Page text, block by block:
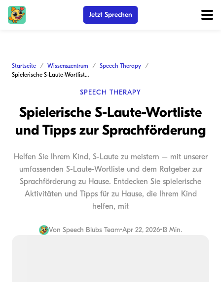
Jetzt Sprechen
Startseite Wissenszentrum
Speech Therapy
Spielerische S-Laute-Wortliste und Tipps zur Sprachförderung
SPEECH THERAPY
Spielerische S-Laute-Wortliste
und Tipps zur Sprachförderung
Helfen Sie Ihrem Kind, S-Laute zu meistern – mit unserer
umfassenden S-Laute-Wortliste und dem Ratgeber zur
Sprachförderung zu Hause. Entdecken Sie spielerische
Aktivitäten und Tipps für zu Hause, die Ihrem Kind
helfen, mit
Von Speech Blubs Team•Apr 22, 2026•13 Min.